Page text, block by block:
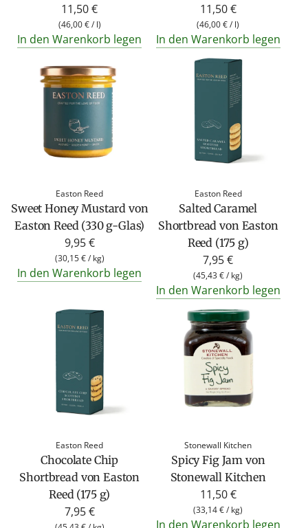
11,50 €
(46,00 €/ l)
In den Warenkorb legen
11,50 €
(46,00 €/ l)
In den Warenkorb legen
Easton Reed
Sweet Honey Mustard von
Easton Reed (330 g-Glas)
9,95 €
(30,15 €/ kg)
In den Warenkorb legen
Easton Reed
Salted Caramel
Shortbread von Easton
Reed (175 g)
7,95 €
(45,43 €/ kg)
In den Warenkorb legen
Easton Reed
Chocolate Chip
Shortbread von Easton
Reed (175 g)
7,95 €
Stonewall Kitchen
Spicy Fig Jam von
Stonewall Kitchen
11,50 €
(33,14 €/ kg)
In den Warenkorb legen